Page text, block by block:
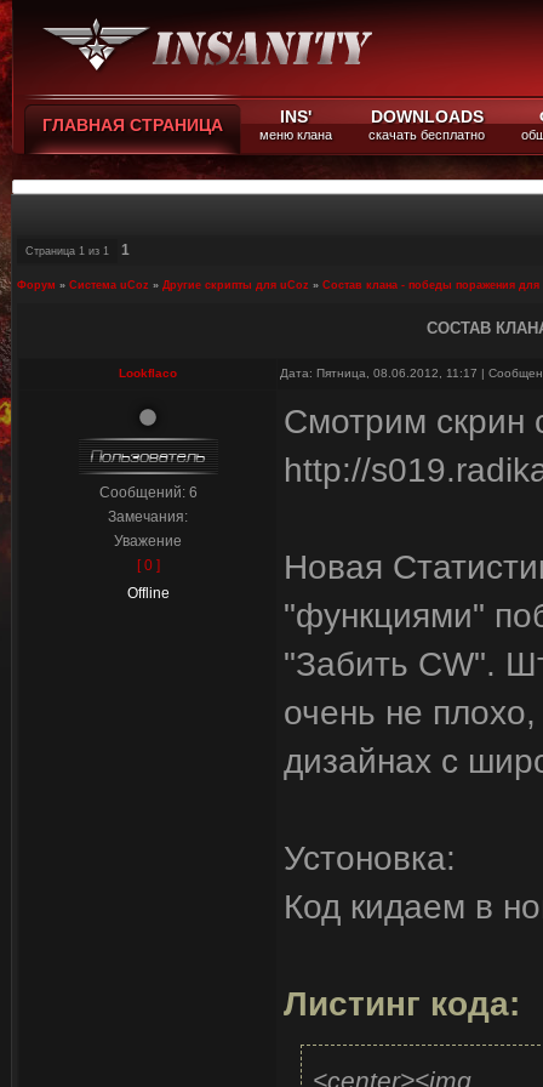
ГЛАВНАЯ СТРАНИЦА INS'
меню клана
DOWNLOADS
скачать бесплатно
Страница 1 из 1 1
Форум » Система uCoz » Другие скрипты для uCoz » Состав клана - победы поражения для
СОСТАВ
Lookflaco Дата: Пятница, 08.06.2012, 11:17 |
Сообщений: 6
Замечания:
Уважение
[ 0 ]
Offline
Смотрим скрин
http://
Новая
"функциями"
"Забить CW".
очень не
дизайнах с
Устоновка:
Код кидаем в
Листинг кода:
<center><img